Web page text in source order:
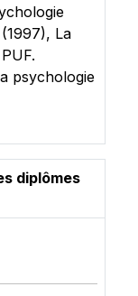
La
psychologie
diplômes